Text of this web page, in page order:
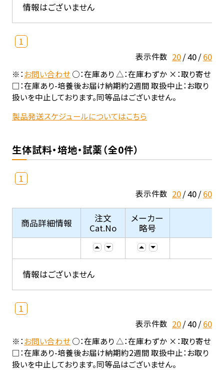
情報はございません
1
表示件数 20 40 60
※：お問い合わせ○：在庫あり △：在庫わずか ×：取り寄せ
□：在庫あり-培養後お届け納期約2週間 取扱中止：お取り
扱いを中止しております。同等品はございません。
製品発送スケジュールについてはこちら
生体試料・培地・試薬（全0件）
1
表示件数 20 40 60
商品詳細情報
注文
Cat.No
メーカー
略号
情報はございません
1
表示件数 20 40 60
※：お問い合わせ○：在庫あり △：在庫わずか ×：取り寄せ
□：在庫あり-培養後お届け納期約2週間 取扱中止：お取り
扱いを中止しております。同等品はございません。